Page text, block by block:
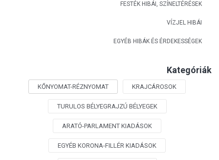
FESTÉK HIBÁI, SZÍNELTÉRÉSEK
VÍZJEL HIBÁI
EGYÉB HIBÁK ÉS ÉRDEKESSÉGEK
Kategóriák
KŐNYOMAT-RÉZNYOMAT KRAJCÁROSOK
TURULOS BÉLYEGRAJZÚ BÉLYEGEK
ARATÓ-PARLAMENT KIADÁSOK
EGYÉB KORONA-FILLÉR KIADÁSOK